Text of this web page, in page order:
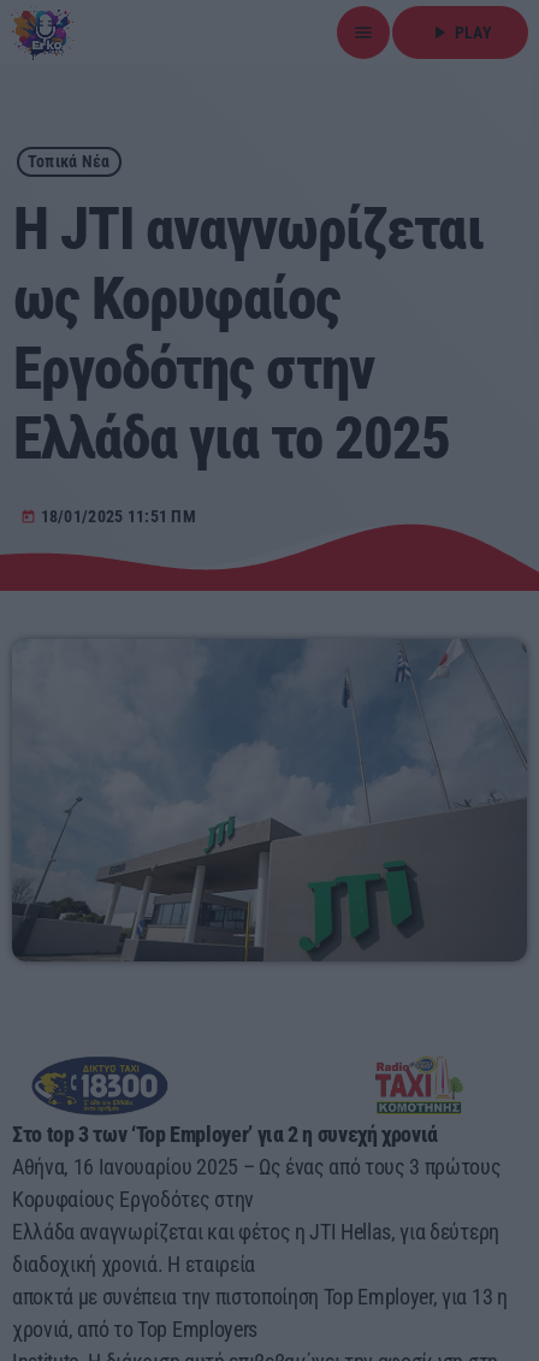
menu play_arrow PLAY
close
play_arrow ΕΡΚΟ
Αρχική
Εκπομπές
Ειδήσεις
Αθλητικά
Προσεχείς
ΕΡΚΟ
10:00 - 00:00
ΕΡΚΟ
03:00 - 07:00
Τοπικά Νέα
Η JTI αναγνωρίζεται
ως Κορυφαίος
Εργοδότης στην
Ελλάδα για το 2025
today 18/01/2025 11:51 ΠΜ
Στο top 3 των ‘Top Employer’ για 2 η συνεχή χρονιά
Αθήνα, 16 Ιανουαρίου 2025 – Ως ένας από τους 3 πρώτους
Κορυφαίους Εργοδότες στην
Ελλάδα αναγνωρίζεται και φέτος η JTI Hellas, για δεύτερη
διαδοχική χρονιά. Η εταιρεία
αποκτά με συνέπεια την πιστοποίηση Top Employer, για 13 η
χρονιά, από το Top Employers